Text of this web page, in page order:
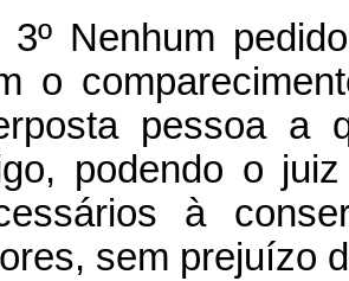
3º Nenhum
o
pessoa
podendo o
à
sem prejuízo